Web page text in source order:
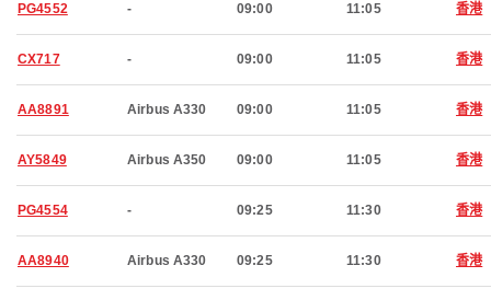
PG4552 - 09:00 11:05 香港
CX717 - 09:00 11:05 香港
AA8891 Airbus A330 09:00 11:05 香港
AY5849 Airbus A350 09:00 11:05 香港
PG4554 - 09:25 11:30 香港
AA8940 Airbus A330 09:25 11:30 香港